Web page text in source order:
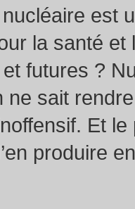
est
la santé et
futures ?
ne sait
Et
produire